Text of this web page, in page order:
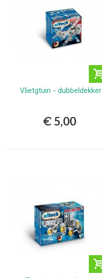
Vlietgtuin - dubbeldekker
€ 5,00